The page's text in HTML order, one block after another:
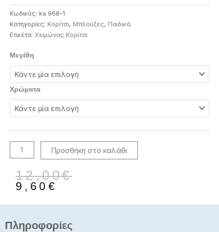
Κωδικός: ka 968-1
Κατηγορίες: Κορίτσι, Μπλούζες, Παιδικά
Ετικέτα: Χειμώνας Κορίτσι
Μεγέθη
Χρώματα
1-
16
Ετών
Μπλούζα
κορίτσια
KA968
ποσότητα
Προσθήκη στο καλάθι
12,00€
Original
price
was:
12,00€.
9,60 €
Η
τρέχουσα
τιμή
είναι:
9,60€.
Πληροφορίες